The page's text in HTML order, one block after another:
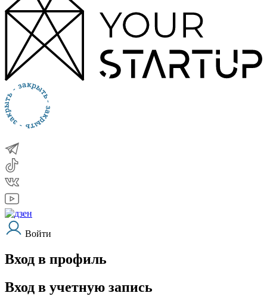
Войти
Вход в профиль
Вход в учетную запись